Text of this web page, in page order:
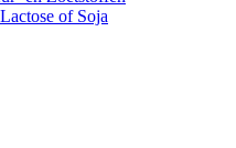
of Soja